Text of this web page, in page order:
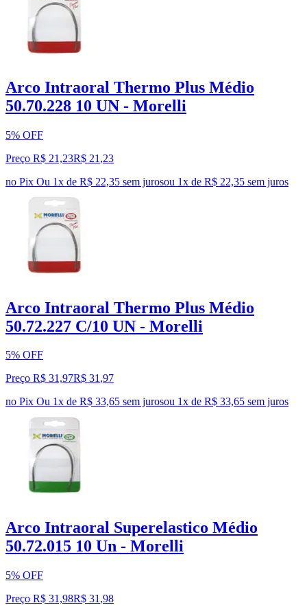
Arco Intraoral Thermo Plus Médio
50.70.228 10 UN - Morelli
5% OFF
Preço R$ 21,23R$ 21 ,23
no Pix Ou 1x de R$ 22,35 sem jurosou 1x de R$ 22,35 sem juros
Arco Intraoral Thermo Plus Médio
50.72.227 C/10 UN - Morelli
5% OFF
Preço R$ 31,97R$ 31,97
no Pix Ou 1x de R$ 33,65 sem jurosou 1x de R$ 33,65 sem juros
Arco Intraoral Superelastico Médio
50.72.015 10 Un - Morelli
5% OFF
Preço R$ 31,98R$ 31 ,98